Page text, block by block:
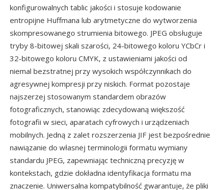
konfigurowalnych tablic jakości i stosuje kodowanie
entropijne Huffmana lub arytmetyczne do wytworzenia
skompresowanego strumienia bitowego. JPEG obsługuje
tryby 8-bitowej skali szarości, 24-bitowego koloru YCbCr i
32-bitowego koloru CMYK, z ustawieniami jakości od
niemal bezstratnej przy wysokich współczynnikach do
agresywnej kompresji przy niskich. Format pozostaje
najszerzej stosowanym standardem obrazów
fotograficznych, stanowiąc zdecydowaną większość
fotografii w sieci, aparatach cyfrowych i urządzeniach
mobilnych. Jedną z zalet rozszerzenia JIF jest bezpośrednie
nawiązanie do własnej terminologii formatu wymiany
standardu JPEG, zapewniając techniczną precyzję w
kontekstach, gdzie dokładna identyfikacja formatu ma
znaczenie. Uniwersalna kompatybilność gwarantuje, że pliki